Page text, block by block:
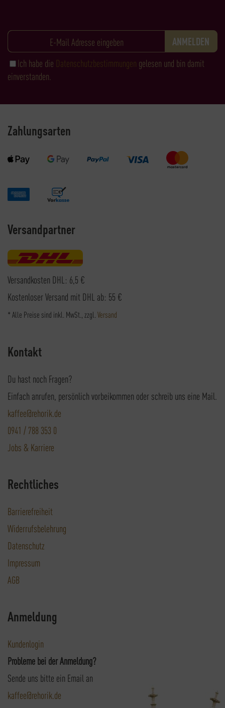
Ich habe die Datenschutzbestimmungen gelesen und bin damit
einverstanden.
Zahlungsarten
Versandpartner
Versandkosten DHL: 6,5 €
Kostenloser Versand mit DHL ab: 55 €
* Alle Preise sind inkl. MwSt., zzgl. Versand
Kontakt
Du hast noch Fragen?
Einfach anrufen, persönlich vorbeikommen oder schreib uns eine Mail.
kaffee@rehorik.de
0941 / 788 353 0
Jobs & Karriere
Rechtliches
Barrierefreiheit
Widerrufsbelehrung
Datenschutz
Impressum
AGB
Anmeldung
Kundenlogin
Probleme bei der Anmeldung?
Sende uns bitte ein Email an
kaffee@rehorik.de